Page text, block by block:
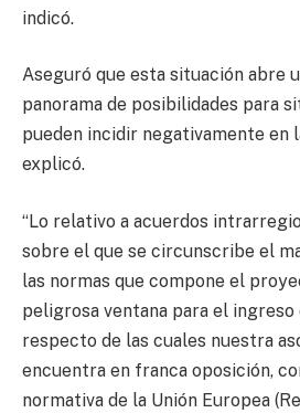
indicó.
Aseguró que esta situación abre
panorama de posibilidades para
pueden incidir negativamente en
explicó.
“Lo relativo a acuerdos
sobre el que se circunscribe el
las normas que compone el
peligrosa ventana para el
respecto de las cuales nuestra
encuentra en franca oposición,
normativa de la Unión Europea